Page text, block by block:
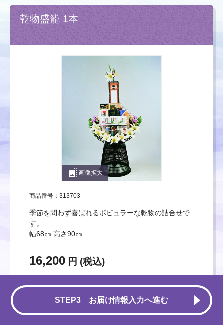
乾物盛籠 1本
photo_size_select_large 画像拡大
商品番号：313703
季節を問わず喜ばれるポピュラーな乾物の詰合せで
す。
幅68㎝ 高さ90㎝
16,200 円 (税込)
数量
この商品を選ぶ
STEP3 お届け情報入力へ進む